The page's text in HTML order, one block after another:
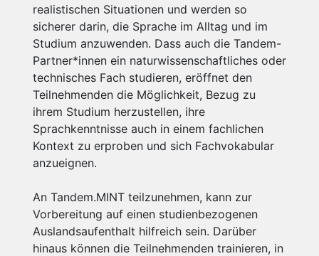
realistischen Situationen und werden so
sicherer darin, die Sprache im Alltag und im
Studium anzuwenden. Dass auch die Tandem-
Partner*innen ein naturwissenschaftliches oder
technisches Fach studieren, eröffnet den
Teilnehmenden die Möglichkeit, Bezug zu
ihrem Studium herzustellen, ihre
Sprachkenntnisse auch in einem fachlichen
Kontext zu erproben und sich Fachvokabular
anzueignen.
An Tandem.MINT teilzunehmen, kann zur
Vorbereitung auf einen studienbezogenen
Auslandsaufenthalt hilfreich sein. Darüber
hinaus können die Teilnehmenden trainieren, in